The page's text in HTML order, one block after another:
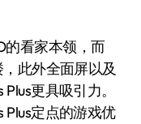
看家本领，而
，此外全面屏以及
更具吸引力。
Plus定点的游戏优